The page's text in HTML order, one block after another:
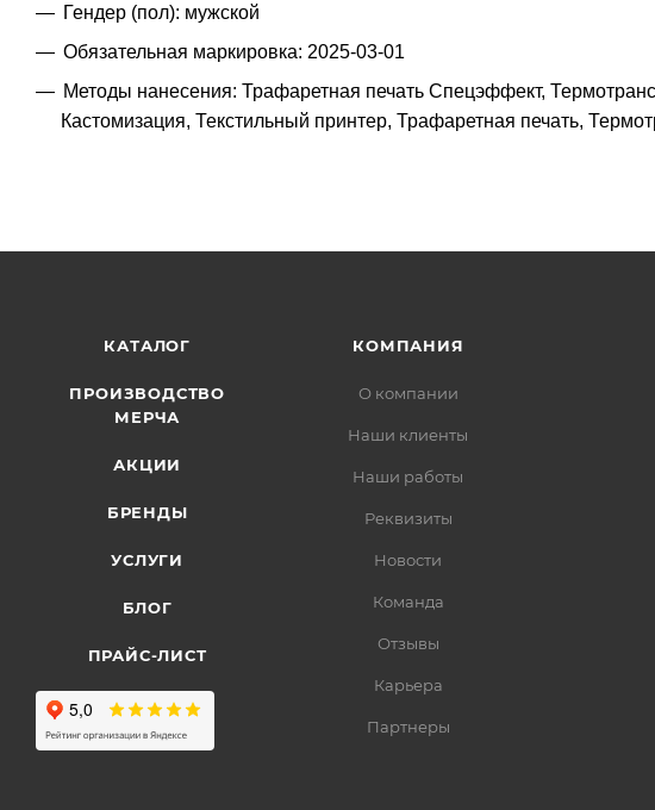
Гендер (пол): мужской
Обязательная маркировка: 2025-03-01
Методы нанесения: Трафаретная печать Спецэффект,
Кастомизация, Текстильный принтер, Трафаретная печать,
КАТАЛОГ
ПРОИЗВОДСТВО
МЕРЧА
АКЦИИ
БРЕНДЫ
УСЛУГИ
БЛОГ
ПРАЙС-ЛИСТ
КОМПАНИЯ
О компании
Наши клиенты
Наши работы
Реквизиты
Новости
Команда
Отзывы
Карьера
Партнеры